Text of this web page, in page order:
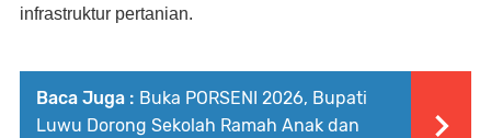
infrastruktur pertanian.
Baca Juga : Buka PORSENI 2026, Bupati
Luwu Dorong Sekolah Ramah Anak dan